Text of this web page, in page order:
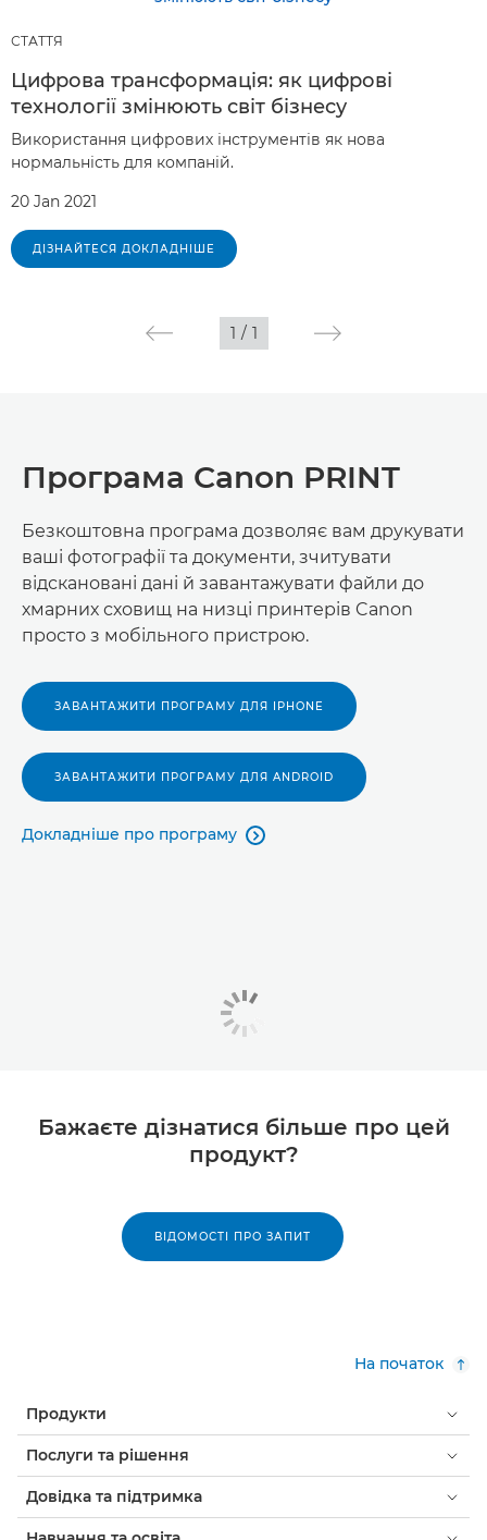
СТАТТЯ
Цифрова трансформація: як цифрові
технології змінюють світ бізнесу
Використання цифрових інструментів як нова
нормальність для компаній.
20 Jan 2021
ДІЗНАЙТЕСЯ ДОКЛАДНІШЕ
1 / 1
Програма Canon PRINT
Безкоштовна програма дозволяє вам друкувати
ваші фотографії та документи, зчитувати
відскановані дані й завантажувати файли до
хмарних сховищ на низці принтерів Canon
просто з мобільного пристрою.
ЗАВАНТАЖИТИ ПРОГРАМУ ДЛЯ IPHONE
ЗАВАНТАЖИТИ ПРОГРАМУ ДЛЯ ANDROID
Докладніше про програму 
Бажаєте дізнатися більше про цей
продукт?
ВІДОМОСТІ ПРО ЗАПИТ
На початок
Продукти
Послуги та рішення
Довідка та підтримка